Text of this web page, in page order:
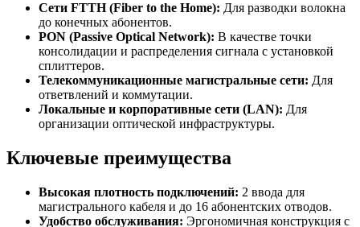
Сети FTTH (Fiber to the Home): Для разводки волокна
до конечных абонентов.
PON (Passive Optical Network): В качестве точки
консолидации и распределения сигнала с установкой
сплиттеров.
Телекоммуникационные магистральные сети: Для
ответвлений и коммутации.
Локальные и корпоративные сети (LAN): Для
организации оптической инфраструктуры.
Ключевые преимущества
Высокая плотность подключений: 2 ввода для
магистрального кабеля и до 16 абонентских отводов.
Удобство обслуживания: Эргономичная конструкция с